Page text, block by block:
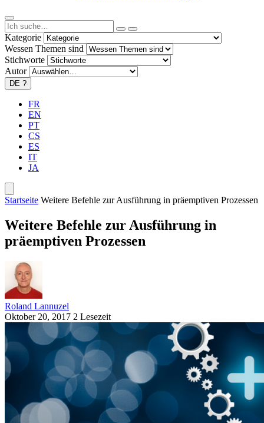
Kategorie
Wessen Themen sind
Stichworte
Autor
DE ?
FR
EN
PT
CS
ES
IT
JA
Startseite Weitere Befehle zur Ausführung in präemptiven Prozessen
Weitere Befehle zur Ausführung in
präemptiven Prozessen
Roland Lannuzel
Oktober 20, 2017 2 Lesezeit